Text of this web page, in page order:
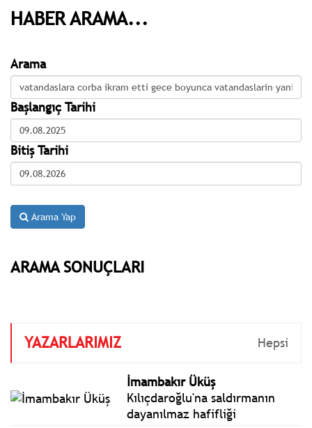
HABER ARAMA...
Arama
Başlangıç Tarihi
Bitiş Tarihi
Arama Yap
ARAMA SONUÇLARI
YAZARLARIMIZ Hepsi
İmambakır Üküş
Kılıçdaroğlu'na saldırmanın
dayanılmaz hafifliği